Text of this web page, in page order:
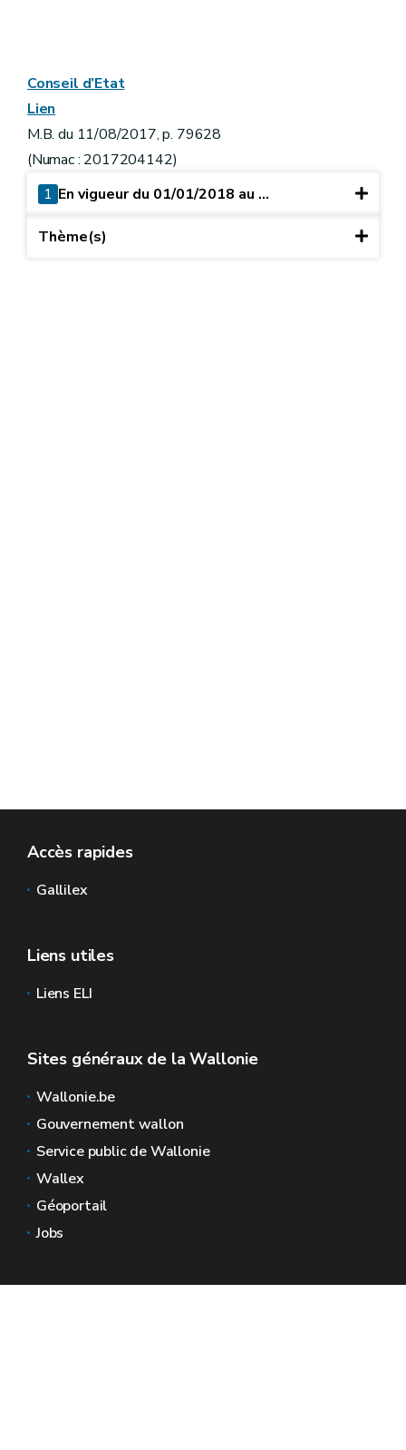
Conseil d’Etat
Lien
M.B. du 11/08/2017, p. 79628
(Numac : 2017204142)
1 En vigueur du 01/01/2018 au ...
Thème(s)
Accès rapides
Gallilex
Liens utiles
Liens ELI
Sites généraux de la Wallonie
Wallonie.be
Gouvernement wallon
Service public de Wallonie
Wallex
Géoportail
Jobs